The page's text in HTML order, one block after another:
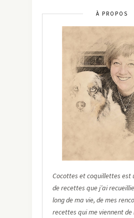
À PROPOS
Cocottes et coquillettes est
de recettes que j’ai
long de ma vie, de mes
recettes qui me viennent